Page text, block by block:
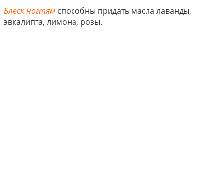
Блеск ногтям способны придать масла лаванды,
эвкалипта, лимона, розы.